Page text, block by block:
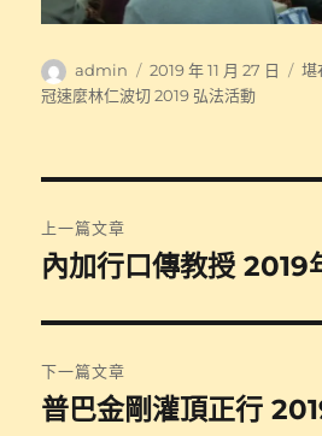
作
者
admin
發
佈
2019 年 11 月 27 日
分
堪
冠速麼林仁波切 2019 弘法活動
章
覽
上一篇文章
上
篇
文
章:
內加行口傳教授 2019
下一篇文章
下
普巴金剛灌頂正行